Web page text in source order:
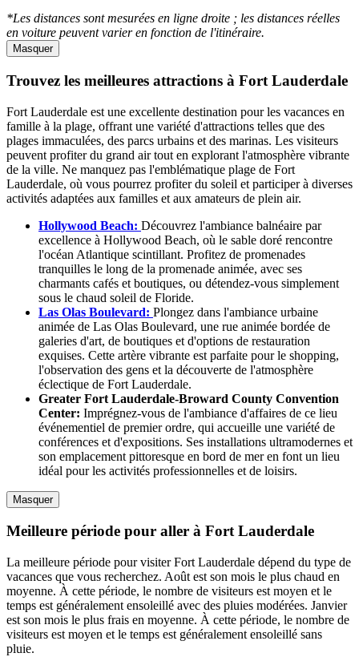
*Les distances sont mesurées en ligne droite ; les distances réelles
en voiture peuvent varier en fonction de l'itinéraire.
Masquer
Trouvez les meilleures attractions à Fort Lauderdale
Fort Lauderdale est une excellente destination pour les vacances en
famille à la plage, offrant une variété d'attractions telles que des
plages immaculées, des parcs urbains et des marinas. Les visiteurs
peuvent profiter du grand air tout en explorant l'atmosphère vibrante
de la ville. Ne manquez pas l'emblématique plage de Fort
Lauderdale, où vous pourrez profiter du soleil et participer à diverses
activités adaptées aux familles et aux amateurs de plein air.
Hollywood Beach: Découvrez l'ambiance balnéaire par
excellence à Hollywood Beach, où le sable doré rencontre
l'océan Atlantique scintillant. Profitez de promenades
tranquilles le long de la promenade animée, avec ses
charmants cafés et boutiques, ou détendez-vous simplement
sous le chaud soleil de Floride.
Las Olas Boulevard: Plongez dans l'ambiance urbaine
animée de Las Olas Boulevard, une rue animée bordée de
galeries d'art, de boutiques et d'options de restauration
exquises. Cette artère vibrante est parfaite pour le shopping,
l'observation des gens et la découverte de l'atmosphère
éclectique de Fort Lauderdale.
Greater Fort Lauderdale-Broward County Convention
Center: Imprégnez-vous de l'ambiance d'affaires de ce lieu
événementiel de premier ordre, qui accueille une variété de
conférences et d'expositions. Ses installations ultramodernes et
son emplacement pittoresque en bord de mer en font un lieu
idéal pour les activités professionnelles et de loisirs.
Masquer
Meilleure période pour aller à Fort Lauderdale
La meilleure période pour visiter Fort Lauderdale dépend du type de
vacances que vous recherchez. Août est son mois le plus chaud en
moyenne. À cette période, le nombre de visiteurs est moyen et le
temps est généralement ensoleillé avec des pluies modérées. Janvier
est son mois le plus frais en moyenne. À cette période, le nombre de
visiteurs est moyen et le temps est généralement ensoleillé sans
pluie.